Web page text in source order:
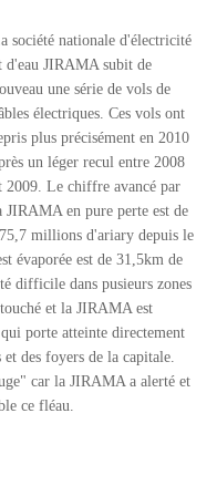
sur les studios africains
global" joue sa partition
à l'étranger plus encadrés
comme levier
nouvelles priorités
Vanille" poussent leurs pions
joue sa carte
une importante levée de fonds
jusqu'où ?
société nationale d'électricité
d'eau JIRAMA subit de
une série de vols de
électriques. Ces vols ont
plus précisément en 2010
un léger recul entre 2008
2009. Le chiffre avancé par
JIRAMA en pure perte est de
millions d'ariary depuis le
évaporée est de 31,5km de
difficile dans pusieurs zones
et la JIRAMA est
porte atteinte directement
des foyers de la capitale.
car la JIRAMA a alerté et
ce fléau.